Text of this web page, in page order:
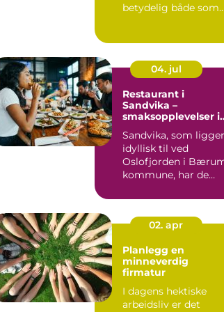
betydelig både som
04. jul
Restaurant i
Sandvika –
smaksopplevelser i
Sandvika, som ligger
idyllisk til ved
Oslofjorden i
kommune, har de
02. apr
Planlegg en
minneverdig
firmatur
I dagens hektiske
arbeidsliv er det